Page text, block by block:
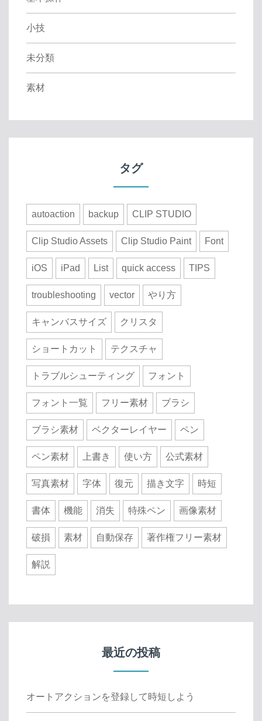
小技
未分類
素材
タグ
autoaction backup CLIP STUDIO
Clip Studio Assets Clip Studio Paint Font
iOS iPad List quick access TIPS
troubleshooting vector やり方
キャンバスサイズ クリスタ
ショートカット テクスチャ
トラブルシューティング フォント
フォント一覧 フリー素材 ブラシ
ブラシ素材 ベクターレイヤー ペン
ペン素材 上書き 使い方 公式素材
写真素材 字体 復元 描き文字 時短
書体 機能 消失 特殊ペン 画像素材
破損 素材 自動保存 著作権フリー素材
解説
最近の投稿
オートアクションを登録して時短しよう